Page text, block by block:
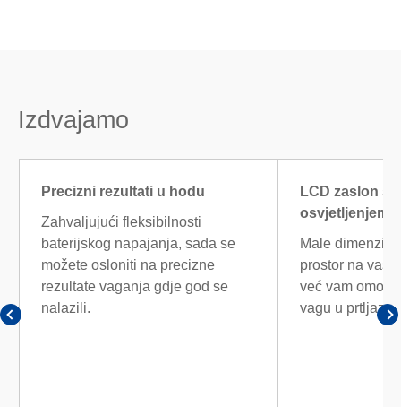
Izdvajamo
Precizni rezultati u hodu
Zahvaljujući fleksibilnosti
baterijskog napajanja, sada se
možete osloniti na precizne
rezultate vaganja gdje god se
nalazili.
LCD zaslon s
osvjetljenjem
Male dimenzije
prostor na
već vam
vagu u prtljazi.